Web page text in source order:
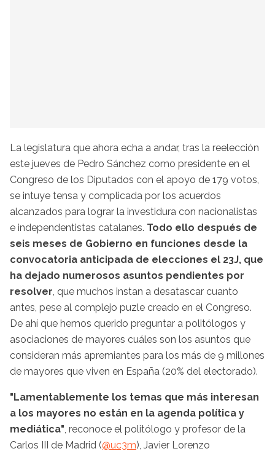
La legislatura que ahora echa a andar, tras la reelección
este jueves de Pedro Sánchez como presidente en el
Congreso de los Diputados con el apoyo de 179 votos,
se intuye tensa y complicada por los acuerdos
alcanzados para lograr la investidura con nacionalistas
e independentistas catalanes. Todo ello después de
seis meses de Gobierno en funciones desde la
convocatoria anticipada de elecciones el 23J, que
ha dejado numerosos asuntos pendientes por
resolver, que muchos instan a desatascar cuanto
antes, pese al complejo puzle creado en el Congreso.
De ahí que hemos querido preguntar a politólogos y
asociaciones de mayores cuáles son los asuntos que
consideran más apremiantes para los más de 9 millones
de mayores que viven en España (20% del electorado).
"Lamentablemente los temas que más interesan
a los mayores no están en la agenda política y
mediática", reconoce el politólogo y profesor de la
Carlos III de Madrid (@uc3m), Javier Lorenzo